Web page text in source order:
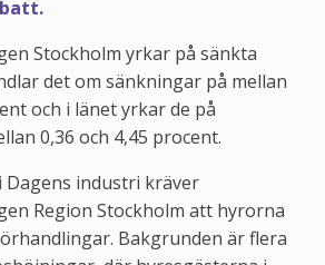
Stockholm yrkar på sänkta
det om sänkningar på mellan
och i länet yrkar de på
0,36 och 4,45 procent.
industri kräver
Region Stockholm att hyrorna
Bakgrunden är flera